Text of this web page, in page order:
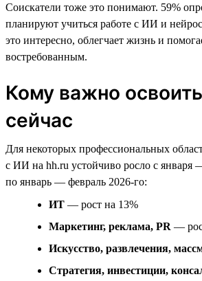
Соискатели тоже это понимают. 59%
планируют учиться работе с ИИ и
это интересно, облегчает жизнь и
востребованным.
Кому важно
сейчас
Для некоторых профессиональных
с ИИ на hh.ru устойчиво росло с января
по январь — февраль 2026-го:
ИТ — рост на 13%
Маркетинг, реклама, PR —
Искусство, развлечения,
Стратегия, инвестиции,